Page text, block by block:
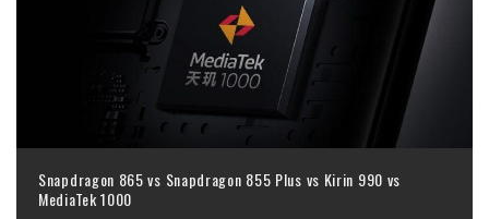
Snapdragon 865 vs Snapdragon 855 Plus vs Kirin 990 vs
MediaTek 1000